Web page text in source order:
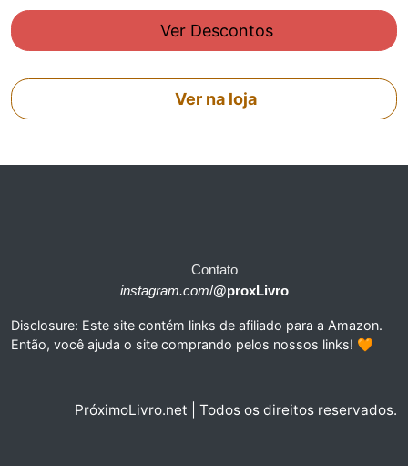
Ver Descontos
Ver na loja
Contato
instagram.com/@proxLivro
Disclosure: Este site contém links de afiliado para a Amazon.
Então, você ajuda o site comprando pelos nossos links! 🧡
PróximoLivro.net | Todos os direitos reservados.